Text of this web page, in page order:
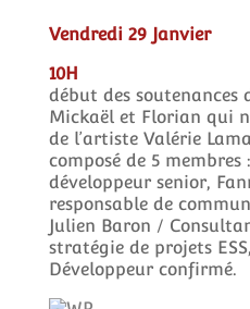
Vendredi 29 Janvier
10H
début des soutenances
Mickaël et Florian qui
de l’artiste Valérie
composé de 5
développeur senior,
responsable de
Julien Baron /
stratégie de projets
Développeur confirmé.